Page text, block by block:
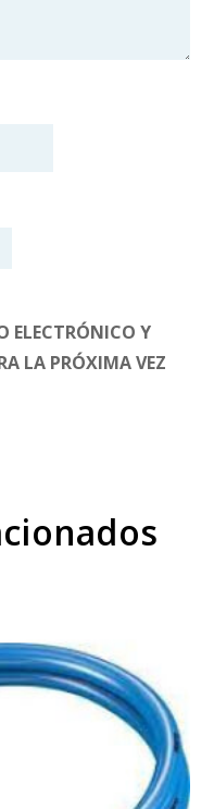
ELECTRÓNICO Y
LA PRÓXIMA VEZ